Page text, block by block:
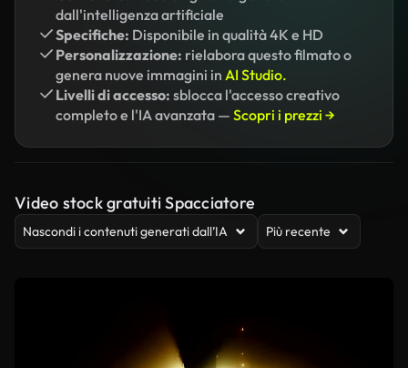
dall'intelligenza artificiale
Specifiche: Disponibile in qualità 4K e HD
Personalizzazione: rielabora questo filmato o
genera nuove immagini in AI Studio.
Livelli di accesso: sblocca l'accesso creativo
completo e l'IA avanzata — Scopri i prezzi →
Video stock gratuiti Spacciatore
Nascondi i contenuti generati dall’IA Più recente